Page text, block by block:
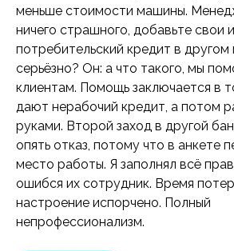
меньше стоимости машины.
ничего страшного, добавьте свои
потребительский кредит в другом
серьёзно? Он: а что такого, мы
клиентам. Помощь заключается в
дают нерабочий кредит, а потом
руками. Второй заход в другой
опять отказ, потому что в анкете
место работы. Я заполнял всё
ошибся их сотрудник. Время
настроение испорчено. Полный
непрофессионализм.